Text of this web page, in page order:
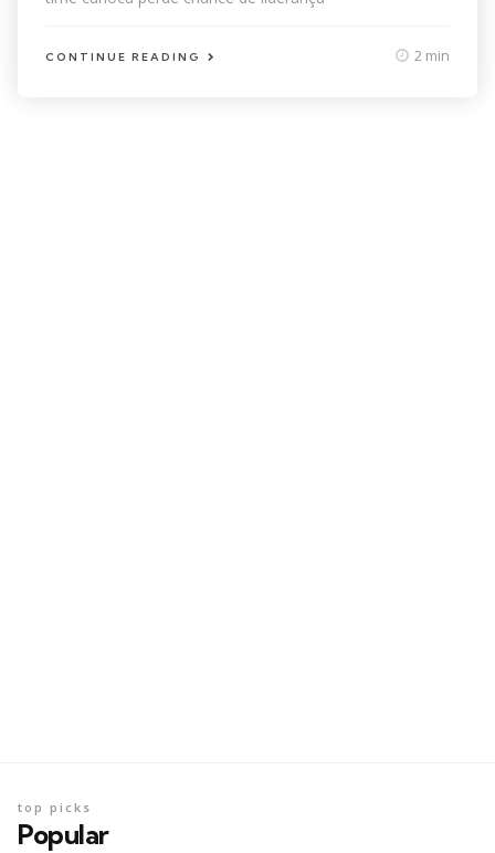
CONTINUE READING 2 min
Popular
top picks